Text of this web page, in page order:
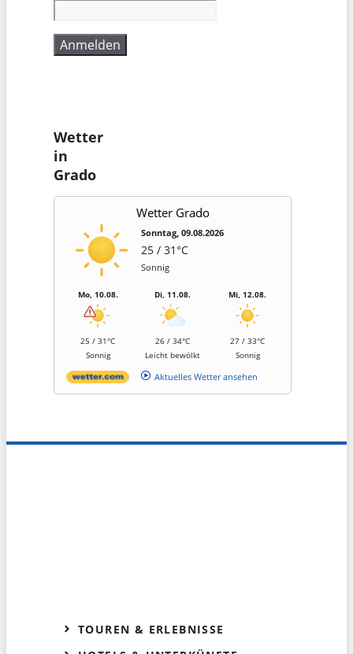
Wetter
in
Grado
Wetter Grado
Sonntag, 09.08.2026
25 / 31°C
Sonnig
Mo, 10.08.
25 / 31°C
Sonnig
Di, 11.08.
26 / 34°C
Leicht bewölkt
Mi, 12.08.
27 / 33°C
Sonnig
Aktuelles Wetter ansehen
TOUREN & ERLEBNISSE